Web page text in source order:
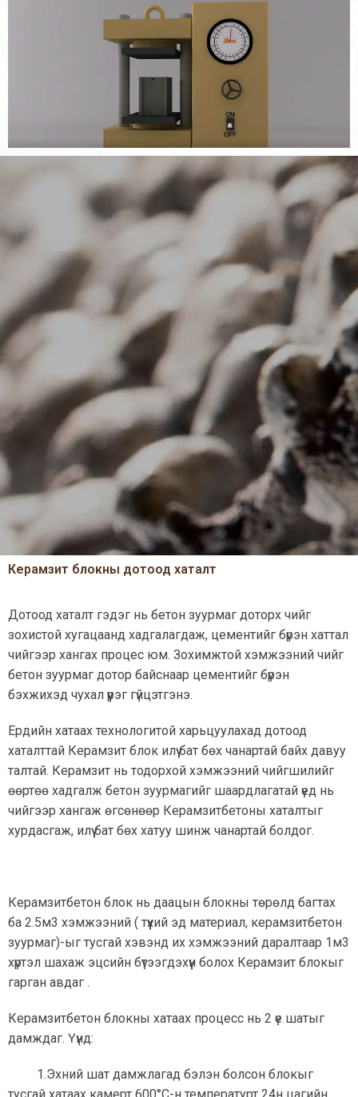
Керамзит блокны дотоод хаталт
Дотоод хаталт гэдэг нь бетон зуурмаг доторх чийг
зохистой хугацаанд хадгалагдаж, цементийг бүрэн хаттал
чийгээр хангах процес юм. Зохимжтой хэмжээний чийг
бетон зуурмаг дотор байснаар цементийг бүрэн
бэхжихэд чухал үүрэг гүйцэтгэнэ.
Ердийн хатаах технологитой харьцуулахад дотоод
хаталттай Керамзит блок илүү бат бөх чанартай байх давуу
талтай. Керамзит нь тодорхой хэмжээний чийгшилийг
өөртөө хадгалж бетон зуурмагийг шаардлагатай үед нь
чийгээр хангаж өгсөнөөр Керамзитбетоны хаталтыг
хурдасгаж, илүү бат бөх хатуу шинж чанартай болдог.
Керамзитбетон блок нь даацын блокны төрөлд багтах
ба 2.5м3 хэмжээний ( түүхий эд материал, керамзитбетон
зуурмаг)-ыг тусгай хэвэнд их хэмжээний даралтаар 1м3
хүртэл шахаж эцсийн бүтээгдэхүүн болох Керамзит блокыг
гарган авдаг .
Керамзитбетон блокны хатаах процесс нь 2 үе шатыг
дамждаг. Үүнд:
1.Эхний шат дамжлагад бэлэн болсон блокыг